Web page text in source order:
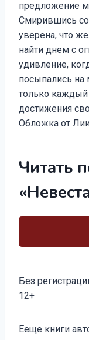
предложение
Смирившись
уверена, что
найти днем с
удивление,
посыпались на
только каждый
достижения
Обложка от
Читать
Без
12+
записи:
Ееще книги